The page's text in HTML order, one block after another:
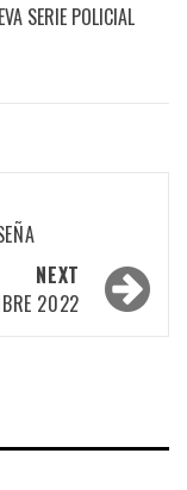
SERIE POLICIAL
NEXT
2022